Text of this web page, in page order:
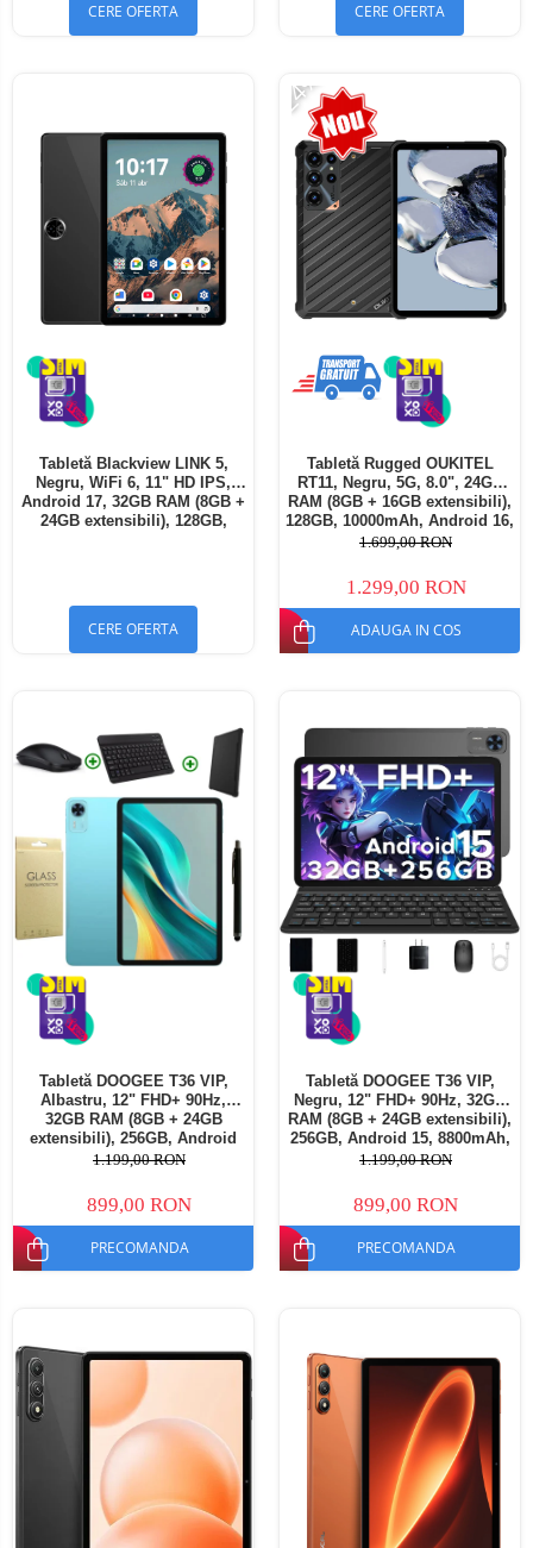
CERE OFERTA CERE OFERTA
Tabletă Blackview LINK 5,
Negru, WiFi 6, 11" HD IPS,
Android 17, 32GB RAM (8GB +
24GB extensibili), 128GB,
CERE OFERTA
-24%
Tabletă Rugged OUKITEL
RT11, Negru, 5G, 8.0", 24GB
RAM (8GB + 16GB extensibili),
128GB, 10000mAh, Android 16,
Cameră 16MP AI, Dock
1.699,00 RON
1.299,00 RON
ADAUGA IN COS
Tabletă DOOGEE T36 VIP,
Albastru, 12" FHD+ 90Hz,
32GB RAM (8GB + 24GB
extensibili), 256GB, Android
15, 8800mAh, Dual SIM
1.199,00 RON
899,00 RON
PRECOMANDA
Tabletă DOOGEE T36 VIP,
Negru, 12" FHD+ 90Hz, 32GB
RAM (8GB + 24GB extensibili),
256GB, Android 15, 8800mAh,
Dual SIM
1.199,00 RON
899,00 RON
PRECOMANDA